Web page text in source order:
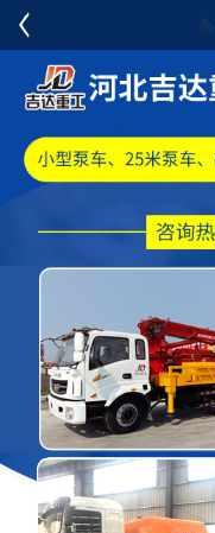
混凝土泵
混凝土泵
搅拌车
砼泵配件
PM 施维
弯头弯管
电力弯头